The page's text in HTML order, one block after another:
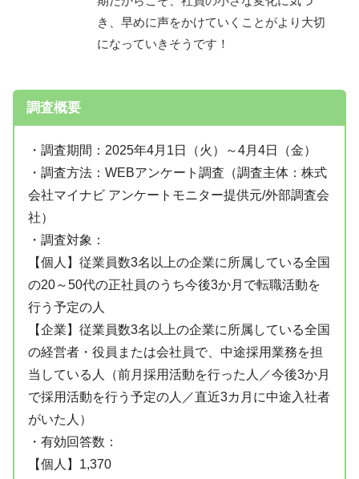
き、早めに声をかけていくことがより大切
になっていきそうです！
調査概要
・調査期間：2025年4月1日（火）～4月4日（金）
・調査方法：WEBアンケート調査（調査主体：株式
会社マイナビ アンケートモニター提供元/外部調査会
社）
・調査対象：
【個人】従業員数3名以上の企業に所属している全国
の20～50代の正社員のうち今後3か月で転職活動を
行う予定の人
【企業】従業員数3名以上の企業に所属している全国
の経営者・役員または会社員で、中途採用業務を担
当している人（前月採用活動を行った人／今後3か月
で採用活動を行う予定の人／直近3カ月に中途入社者
がいた人）
・有効回答数：
【個人】1,370